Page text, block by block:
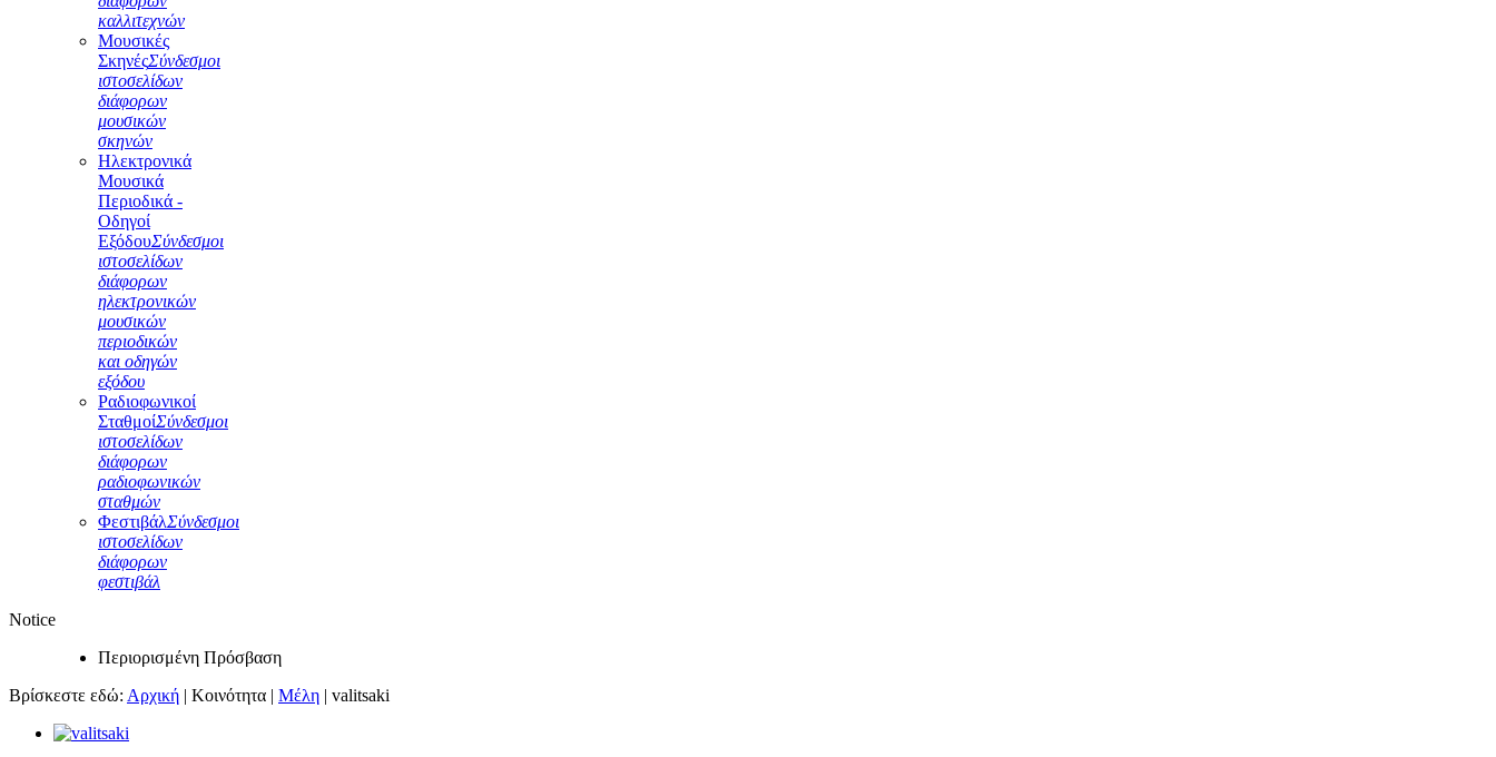
καλλιτεχνών
Μουσικές
ΣκηνέςΣύνδεσμοι
ιστοσελίδων
διάφορων
μουσικών
σκηνών
Ηλεκτρονικά
Μουσικά
Περιοδικά -
Οδηγοί
ΕξόδουΣύνδεσμοι
ιστοσελίδων
διάφορων
ηλεκτρονικών
μουσικών
περιοδικών
και οδηγών
εξόδου
Ραδιοφωνικοί
ΣταθμοίΣύνδεσμοι
ιστοσελίδων
διάφορων
ραδιοφωνικών
σταθμών
ΦεστιβάλΣύνδεσμοι
ιστοσελίδων
διάφορων
φεστιβάλ
Notice
Περιορισμένη Πρόσβαση
Βρίσκεστε εδώ: Αρχική | Κοινότητα | Μέλη | valitsaki